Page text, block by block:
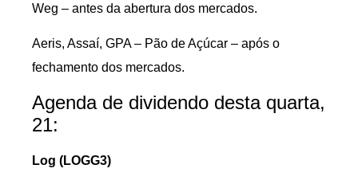
Weg – antes da abertura dos mercados.
Aeris, Assaí, GPA – Pão de Açúcar – após o
fechamento dos mercados.
Agenda de dividendo desta quarta,
21:
Log (LOGG3)